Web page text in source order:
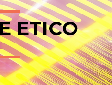
ETICO